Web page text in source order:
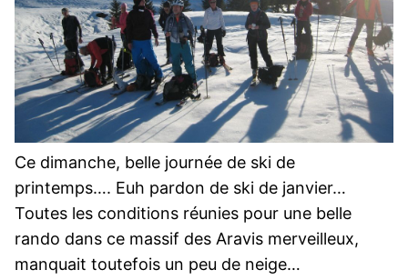
Ce dimanche, belle journée de ski de
printemps…. Euh pardon de ski de janvier…
Toutes les conditions réunies pour une belle
rando dans ce massif des Aravis merveilleux,
manquait toutefois un peu de neige…